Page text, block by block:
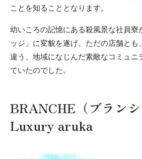
ことを知ることとなります。
幼いころの記憶にある殺風景な社員寮
ッジ」に変貌を遂げ、ただの店舗とも
違う、地域になじんだ素敵なコミュニ
ていたのでした。
BRANCHE（ブラン
Luxury aruka